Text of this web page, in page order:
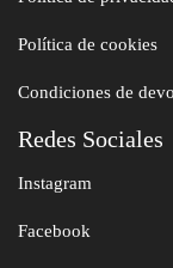
Política de cookies
Condiciones de
Redes Sociales
Instagram
Facebook